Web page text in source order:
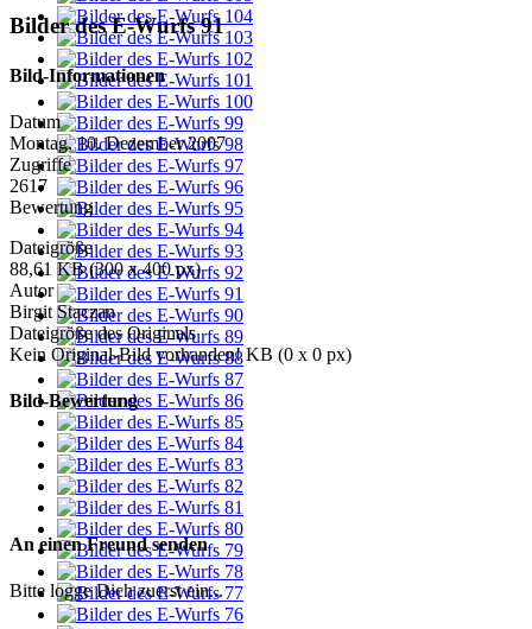
Bilder des E-Wurfs 91
Bild-Informationen
Datum
Montag, 10. Dezember 2007
Zugriffe
2617
Bewertung
Dateigröße
88,61 KB (300 x 400 px)
Autor
Birgit Staczan
Dateigröße des Originals
Kein Original-Bild vorhanden! KB (0 x 0 px)
Bild-Bewertung
An einen Freund senden
Bitte logge Dich zuerst ein...